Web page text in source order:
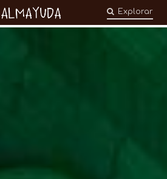
Almayuda
Transformer nos émotions en engagements
Explorar